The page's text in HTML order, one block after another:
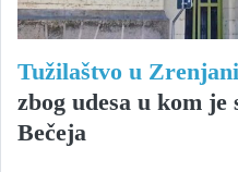
Tužilaštvo u
zbog udesa u kom
Bečeja